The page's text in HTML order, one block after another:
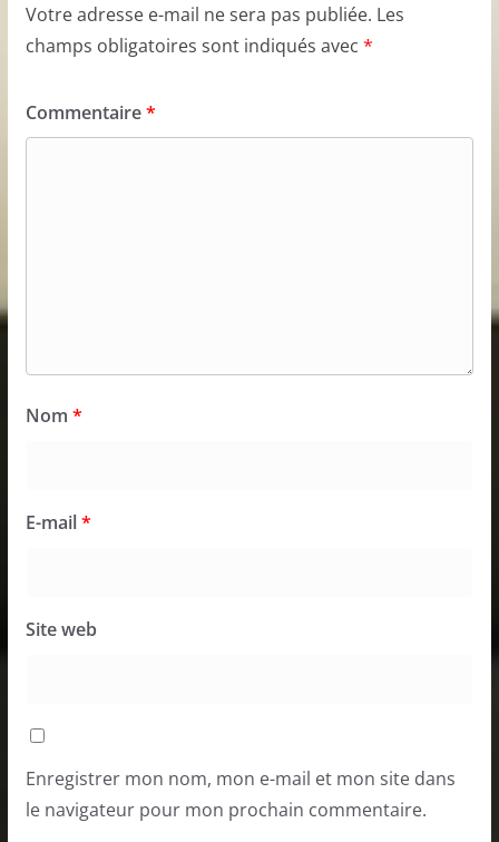
Votre adresse e-mail ne sera pas publiée. Les
champs obligatoires sont indiqués avec *
Commentaire*
Nom *
E-mail*
Site web
Enregistrer mon nom, mon e-mail et mon site dans
le navigateur pour mon prochain commentaire.